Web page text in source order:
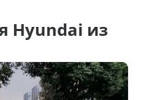
Hyundai из